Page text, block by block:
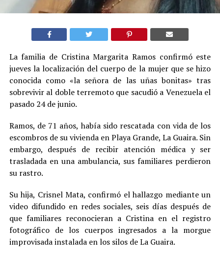
La familia de Cristina Margarita Ramos confirmó este
jueves la localización del cuerpo de la mujer que se hizo
conocida como «la señora de las uñas bonitas» tras
sobrevivir al doble terremoto que sacudió a Venezuela el
pasado 24 de junio.
Ramos, de 71 años, había sido rescatada con vida de los
escombros de su vivienda en Playa Grande, La Guaira. Sin
embargo, después de recibir atención médica y ser
trasladada en una ambulancia, sus familiares perdieron
su rastro.
Su hija, Crisnel Mata, confirmó el hallazgo mediante un
video difundido en redes sociales, seis días después de
que familiares reconocieran a Cristina en el registro
fotográfico de los cuerpos ingresados a la morgue
improvisada instalada en los silos de La Guaira.